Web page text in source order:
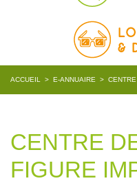
ACCUEIL > E-ANNUAIRE >
CENTRE
FIGURE